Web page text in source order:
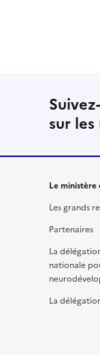
sur
Le ministère
Les grands
Partenaires
La
nationale
La